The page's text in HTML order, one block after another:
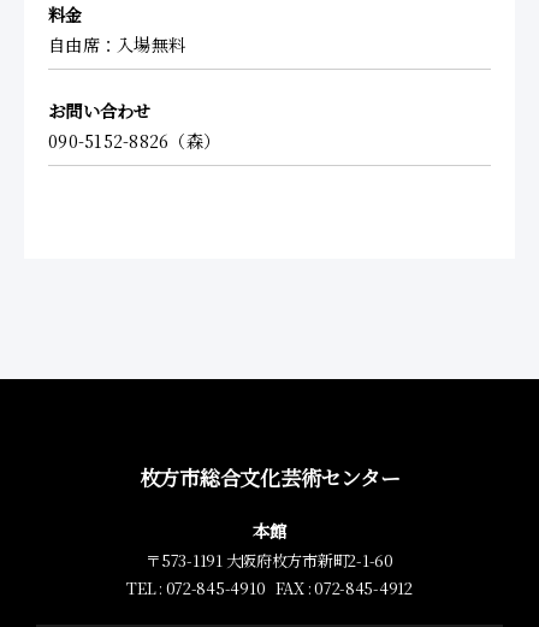
料金
自由席：入場無料
お問い合わせ
090-5152-8826（森）
枚方市総合文化芸術センター
本館
〒573-1191 大阪府枚方市新町2-1-60
TEL : 072-845-4910 FAX : 072-845-4912